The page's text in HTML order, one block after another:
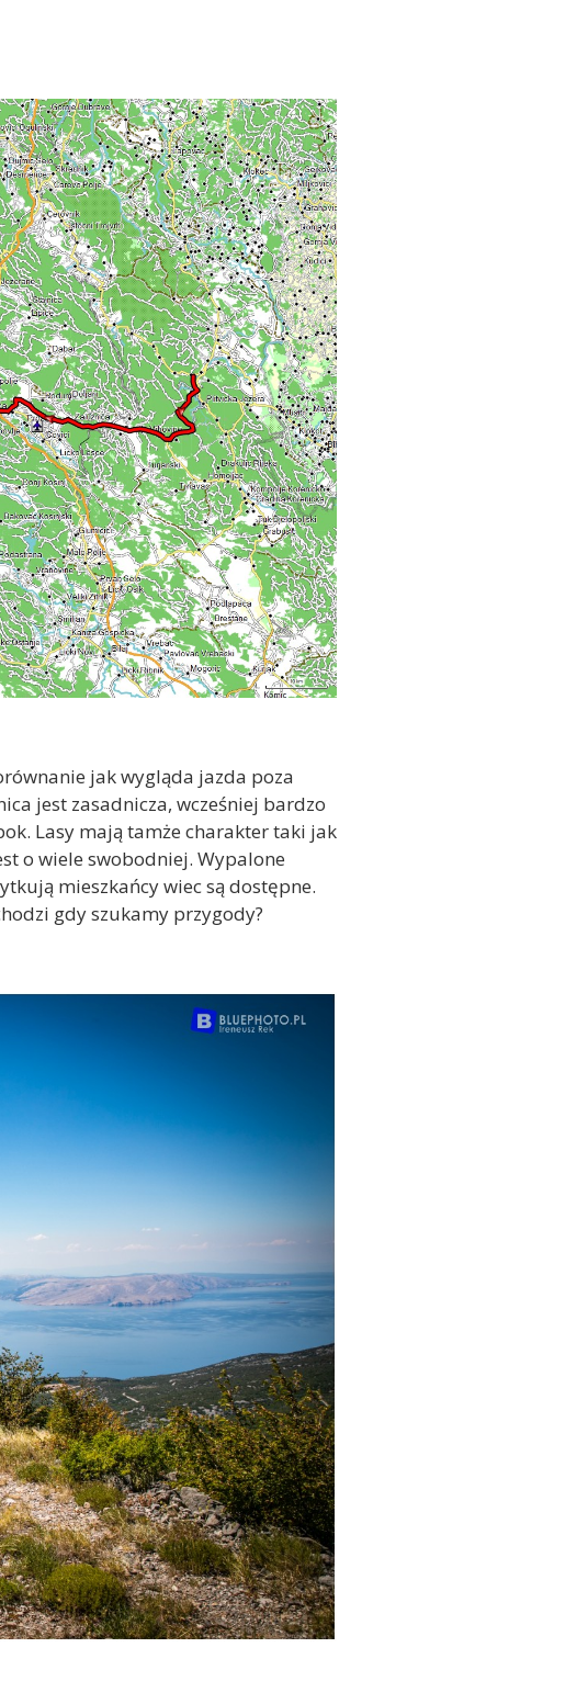
jak wygląda jazda poza
jest zasadnicza, wcześniej bardzo
Lasy mają tamże charakter taki jak
o wiele swobodniej. Wypalone
mieszkańcy wiec są dostępne.
gdy szukamy przygody?